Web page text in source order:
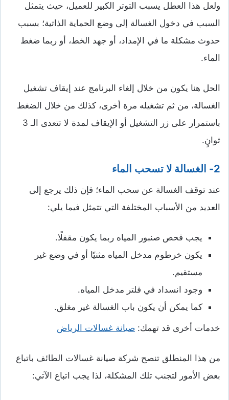
ولعل هذا العطل يسبب التوتر الكبير للعميل، حيث يتمثل
السبب في دخول الغسالة إلى وضع الحماية الذاتية؛ بسبب
حدوث مشكلة ما في الإمداد، أو جهد الخط، أو ربما ضغط
الماء.
الحل هنا يكون من خلال إلغاء البرنامج عند إيقاف تشغيل
الغسالة، من ثم تشغيله مرة أخرى، كذلك من خلال الضغط
باستمرار على زر التشغيل أو الإيقاف لمدة لا تتعدى الـ 3
ثوانٍ.
2- الغسالة لا تسحب الماء
عند توقف الغسالة عن سحب الماء؛ فإن ذلك يرجع إلى
العديد من الأسباب المختلفة التي تتمثل فيما يلي:
يجب فحص صنبور المياه ربما يكون مقفلًا.
يكون خرطوم مدخل المياه مثنيًا أو في وضع غير
مستقيم.
وجود انسداد في فلتر مدخل المياه.
كما يمكن أن يكون باب الغسالة غير مغلق.
خدمات أخرى قد تهمك: صيانة غسالات الرياض
من هذا المنطلق تنصح شركة صيانة غسالات الطائف باتباع
بعض الأمور لتجنب تلك المشكلة، لذا يجب اتباع الآتي: